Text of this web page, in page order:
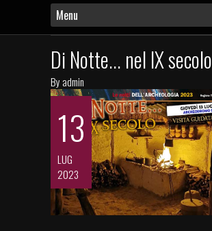
Di Notte... nel IX secolo
By admin
13
LUG
2023